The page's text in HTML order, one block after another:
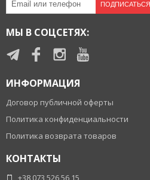
ПОДПИСАТЬСЯ
МЫ В СОЦСЕТЯХ:
ИНФОРМАЦИЯ
Договор публичной оферты
Политика конфиденциальности
Политика возврата товаров
КОНТАКТЫ